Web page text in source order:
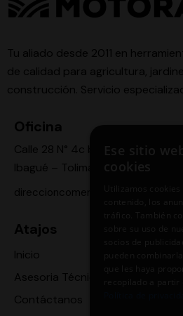
Tu aliado desde 2011 en
de calidad para agricultura,
construcción. Servicio
Oficina
Calle 28 N° 4c bis -24,
Ibagué – Tolima
Atajos
Inicio
Asesoria Técnica
Contáctanos